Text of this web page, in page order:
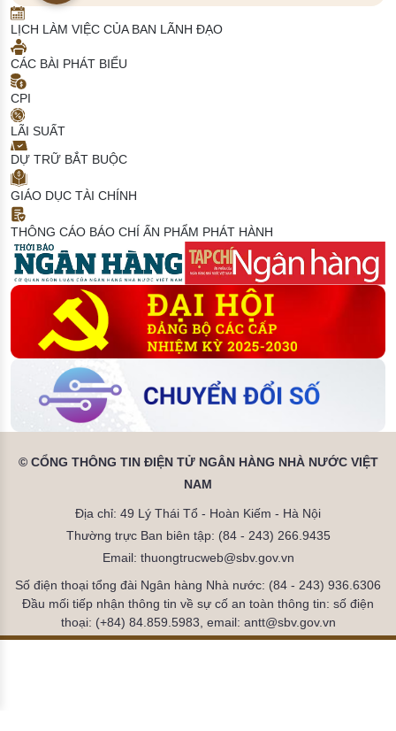
LỊCH LÀM VIỆC CỦA BAN LÃNH ĐẠO
CÁC BÀI PHÁT BIỂU
CPI
LÃI SUẤT
DỰ TRỮ BẮT BUỘC
GIÁO DỤC TÀI CHÍNH
THÔNG CÁO BÁO CHÍ ẤN PHẨM PHÁT HÀNH
© CỔNG THÔNG TIN ĐIỆN TỬ NGÂN HÀNG NHÀ NƯỚC VIỆT
NAM
Địa chỉ: 49 Lý Thái Tổ - Hoàn Kiếm - Hà Nội
Thường trực Ban biên tập: (84 - 243) 266.9435
Email: thuongtrucweb@sbv.gov.vn
Số điện thoại tổng đài Ngân hàng Nhà nước: (84 - 243) 936.6306
Đầu mối tiếp nhận thông tin về sự cố an toàn thông tin: số điện
thoại: (+84) 84.859.5983, email: antt@sbv.gov.vn